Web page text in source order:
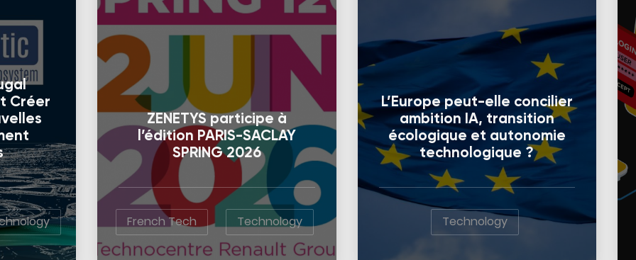
Créer
ZENETYS participe à
l’édition PARIS-SACLAY
SPRING 2026
French Tech Technology
L’Europe peut-elle concilier
ambition IA, transition
écologique et autonomie
technologique ?
Technology